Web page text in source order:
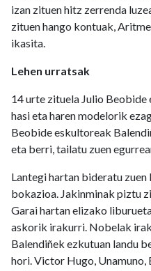
izan zituen hitz zerrenda
zituen hango kontuak,
ikasita.
Lehen urratsak
14 urte zituela Julio Beobide
hasi eta haren modelorik
Beobide eskultoreak
eta berri, tailatu zuen
Lantegi hartan bideratu
bokazioa. Jakinminak piztu
Garai hartan elizako
askorik irakurri. Nobelak
Balendiñek ezkutuan landu
hori. Victor Hugo, Unamuno,